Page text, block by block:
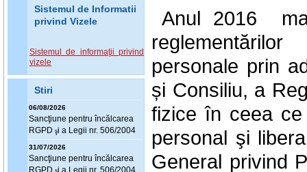
Sistemul de Informatii
privind Vizele
Sistemul de informaţii privind
vizele
Stiri
06/08/2026
Sancţiune pentru încălcarea
RGPD şi a Legii nr. 506/2004
31/07/2026
Sancţiune pentru încălcarea
RGPD şi a Legii nr. 506/2004
Anul 2016
personale prin
și Consiliu, a
fizice în ceea
personal şi
General privind